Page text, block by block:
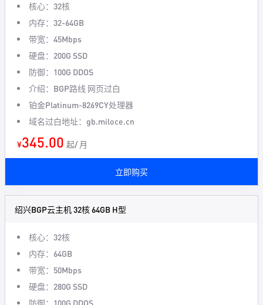
核心：32核
内存：32-64GB
带宽：45Mbps
硬盘：200G SSD
防御：100G DDOS
介绍：BGP路线 网页过白
铂金Platinum-8269CY处理器
域名过白地址：gb.miloce.cn
¥345.00 起/ 月
立即购买
绍兴BGP云主机 32核 64GB H型
核心：32核
内存：64GB
带宽：50Mbps
硬盘：280G SSD
防御：100G DDOS